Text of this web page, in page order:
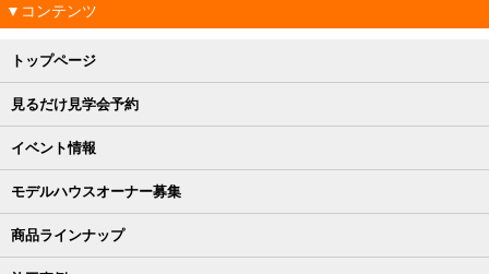
▼コンテンツ
トップページ
見るだけ見学会予約
イベント情報
モデルハウスオーナー募集
商品ラインナップ